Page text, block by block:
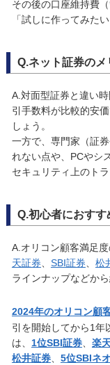
その後の口座維持費
「試しに作ってみた
Q.ネット証券のメ
A.対面型証券と違い
引手数料が比較的安
しょう。
一方で、専門家（証
れない点や、PCやシ
セキュリティ上のト
Q.初心者におすす
A.オリコン顧客満足
天証券
SBI証券 松
ラインナップなどか
2024年のオリコン顧
引を開始してから1年
は、 1位SBI証券、 楽
松井証券、 5位SBIネ